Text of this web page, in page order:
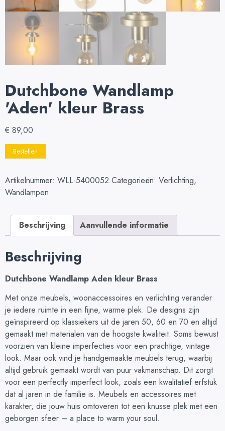
Dutchbone Wandlamp
'Aden' kleur Brass
€ 89,00
Bestellen
Artikelnummer: WLL-5400052 Categorieën: Verlichting,
Wandlampen
Beschrijving Aanvullende informatie
Beschrijving
Dutchbone Wandlamp Aden kleur Brass
Met onze meubels, woonaccessoires en verlichting verander
je iedere ruimte in een fijne, warme plek. De designs zijn
geïnspireerd op klassiekers uit de jaren 50, 60 en 70 en altijd
gemaakt met materialen van de hoogste kwaliteit. Soms bewust
voorzien van kleine imperfecties voor een prachtige, vintage
look. Maar ook vind je handgemaakte meubels terug, waarbij
altijd gebruik gemaakt wordt van puur vakmanschap. Dit zorgt
voor een perfectly imperfect look, zoals een kwalitatief erfstuk
dat al jaren in de familie is. Meubels en accessoires met
karakter, die jouw huis omtoveren tot een knusse plek met een
geborgen sfeer – a place to warm your soul.